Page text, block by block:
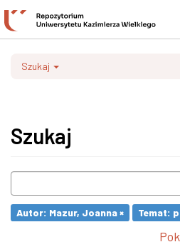
Szukaj
Szukaj
Autor: Mazur, Joanna × Temat: